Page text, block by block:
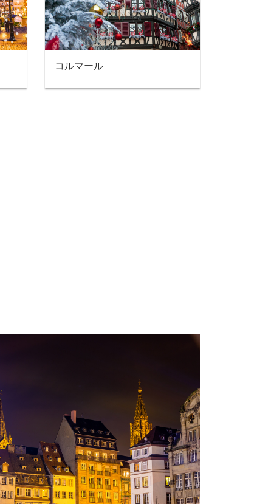
コルマール